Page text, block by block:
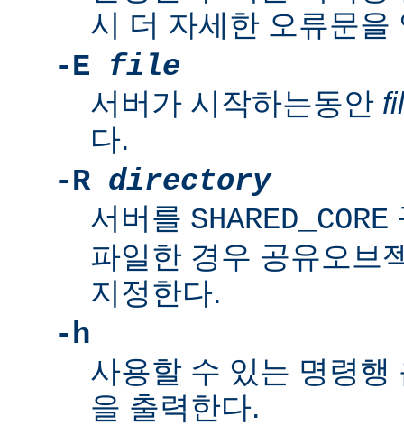
시 더 자세한 오류문을
-E file
서버가 시작하는동안
다.
-R directory
서버를 SHARED_CORE
파일한 경우 공유오브
지정한다.
-h
사용할 수 있는 명령행
을 출력한다.